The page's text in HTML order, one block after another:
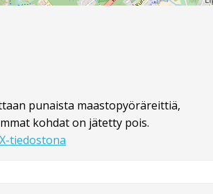
punaista maastopyöräreittiä,
kohdat on jätetty pois.
tiedostona